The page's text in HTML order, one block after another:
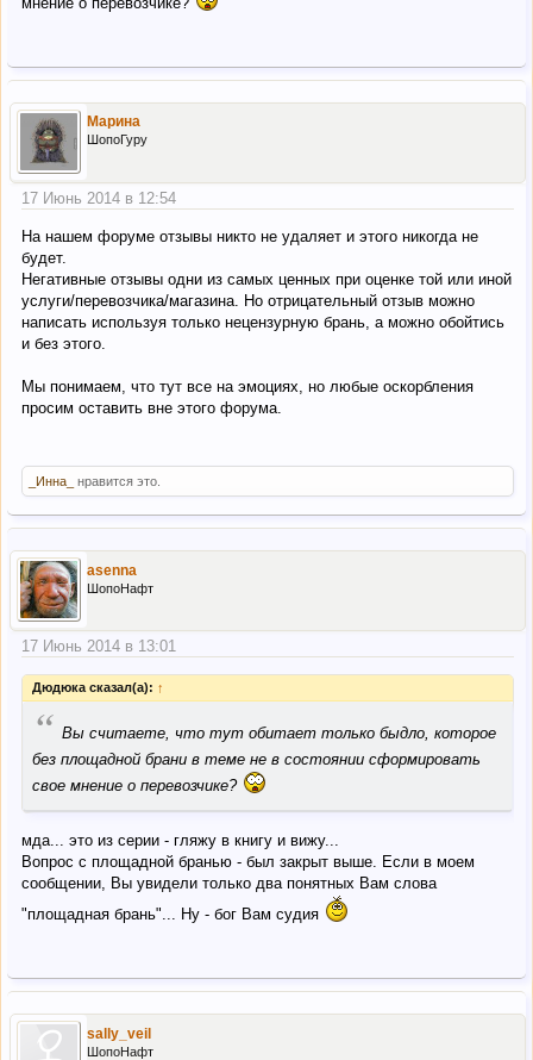
Марина
ШопоГуру
17 Июнь 2014 в 12:54
На нашем форуме отзывы никто не удаляет и этого никогда не
будет.
Негативные отзывы одни из самых ценных при оценке той или иной
услуги/перевозчика/магазина. Но отрицательный отзыв можно
написать используя только нецензурную брань, а можно обойтись
и без этого.
Мы понимаем, что тут все на эмоциях, но любые оскорбления
просим оставить вне этого форума.
_Инна_ нравится это.
asenna
ШопоНафт
17 Июнь 2014 в 13:01
Дюдюка сказал(а): ↑
“ Вы считаете, что тут обитает только быдло, которое
без площадной брани в теме не в состоянии сформировать
свое мнение о перевозчике?
мда... это из серии - гляжу в книгу и вижу...
Вопрос с площадной бранью - был закрыт выше. Если в моем
сообщении, Вы увидели только два понятных Вам слова
"площадная брань"... Ну - бог Вам судия
sally_veil
ШопоНафт